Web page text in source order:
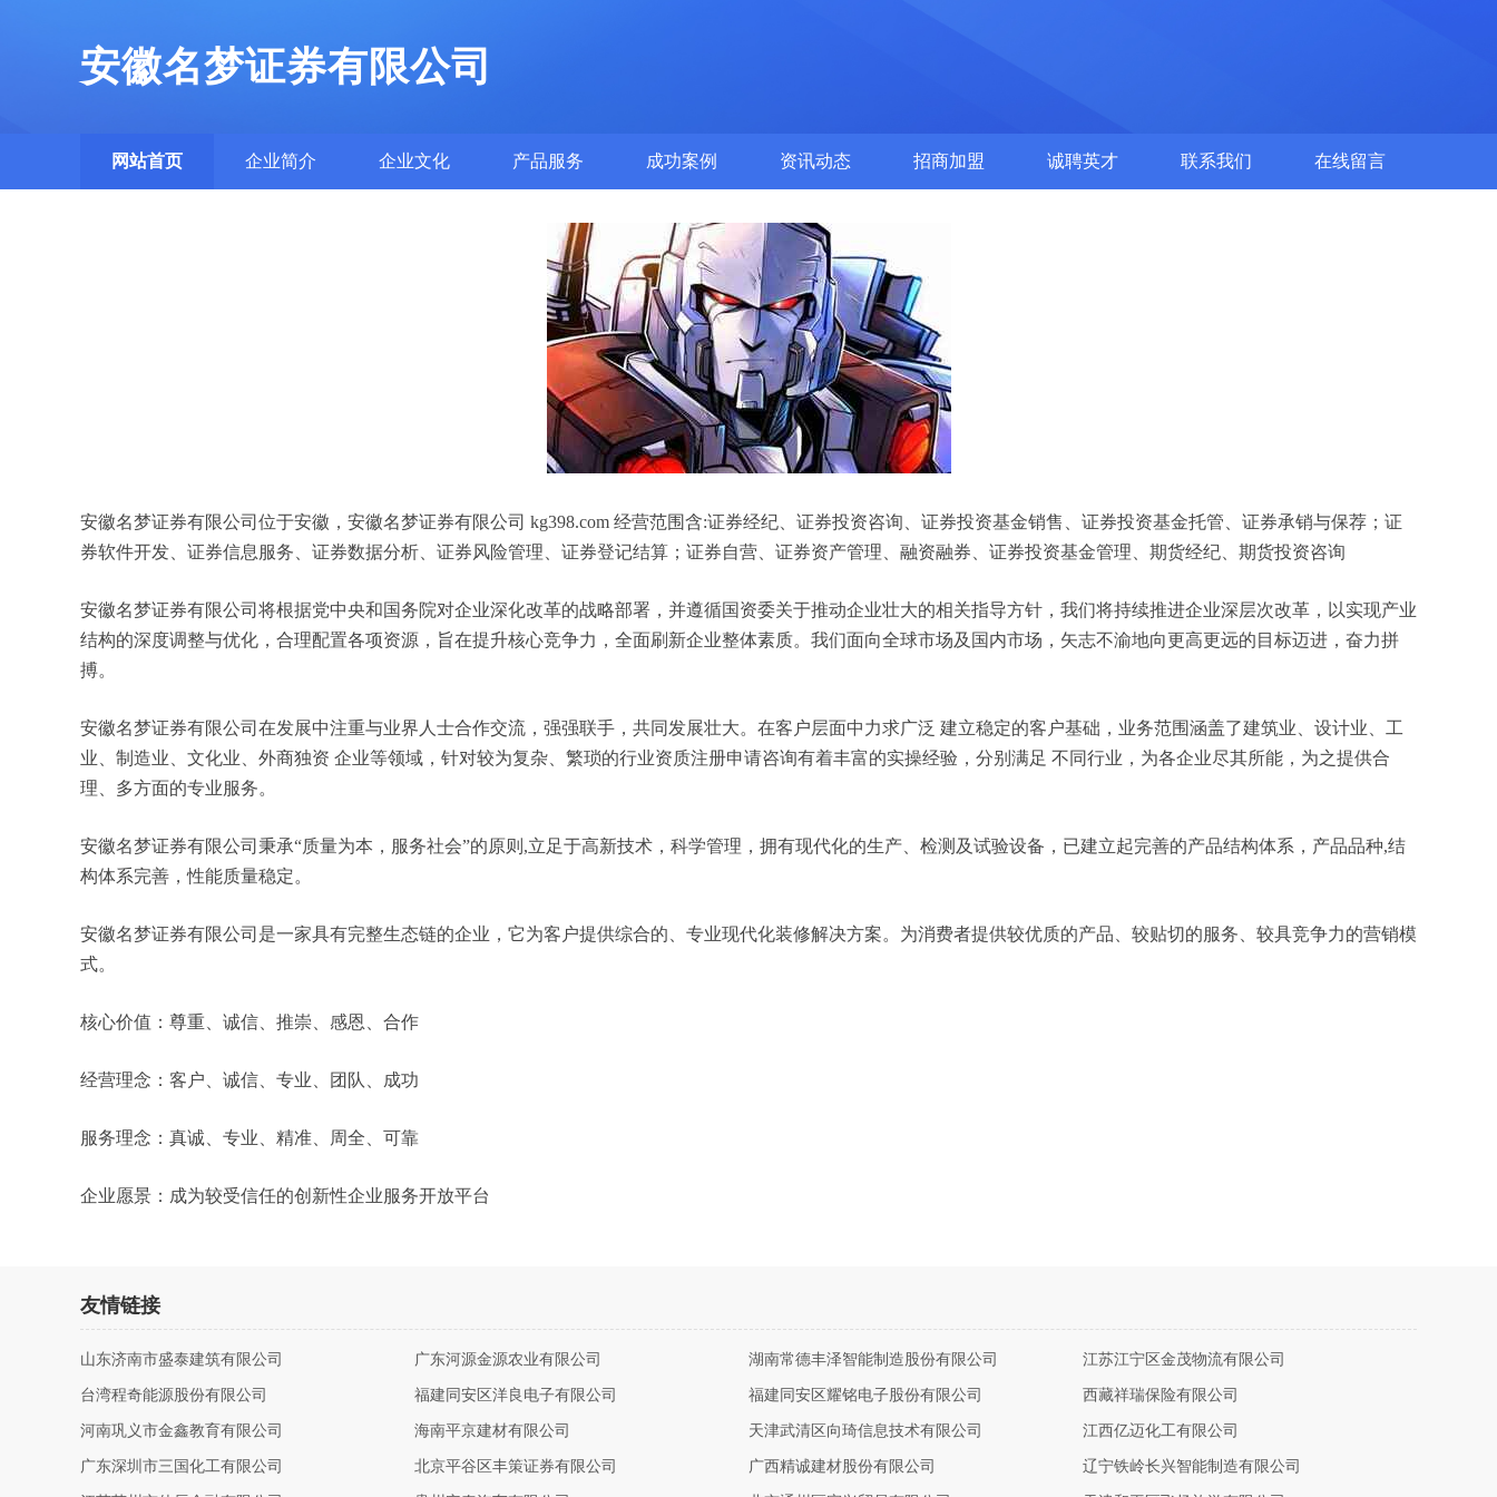
安徽名梦证券有限公司
网站首页 企业简介 企业文化 产品服务 成功案例 资讯动态 招商加盟 诚聘英才 联系我们 在线留言
安徽名梦证券有限公司位于安徽，安徽名梦证券有限公司 kg398.com 经营范围含:证券经纪、证券投资咨询、证券投资基金销售、证券投资基金托管、证券承销与保荐；证
券软件开发、证券信息服务、证券数据分析、证券风险管理、证券登记结算；证券自营、证券资产管理、融资融券、证券投资基金管理、期货经纪、期货投资咨询
安徽名梦证券有限公司将根据党中央和国务院对企业深化改革的战略部署，并遵循国资委关于推动企业壮大的相关指导方针，我们将持续推进企业深层次改革，以实现产业
结构的深度调整与优化，合理配置各项资源，旨在提升核心竞争力，全面刷新企业整体素质。我们面向全球市场及国内市场，矢志不渝地向更高更远的目标迈进，奋力拼
搏。
安徽名梦证券有限公司在发展中注重与业界人士合作交流，强强联手，共同发展壮大。在客户层面中力求广泛 建立稳定的客户基础，业务范围涵盖了建筑业、设计业、工
业、制造业、文化业、外商独资 企业等领域，针对较为复杂、繁琐的行业资质注册申请咨询有着丰富的实操经验，分别满足 不同行业，为各企业尽其所能，为之提供合
理、多方面的专业服务。
安徽名梦证券有限公司秉承“质量为本，服务社会”的原则,立足于高新技术，科学管理，拥有现代化的生产、检测及试验设备，已建立起完善的产品结构体系，产品品种,结
构体系完善，性能质量稳定。
安徽名梦证券有限公司是一家具有完整生态链的企业，它为客户提供综合的、专业现代化装修解决方案。为消费者提供较优质的产品、较贴切的服务、较具竞争力的营销模
式。
核心价值：尊重、诚信、推崇、感恩、合作
经营理念：客户、诚信、专业、团队、成功
服务理念：真诚、专业、精准、周全、可靠
企业愿景：成为较受信任的创新性企业服务开放平台
友情链接
山东济南市盛泰建筑有限公司 广东河源金源农业有限公司 湖南常德丰泽智能制造股份有限公司 江苏江宁区金茂物流有限公司
台湾程奇能源股份有限公司 福建同安区洋良电子有限公司 福建同安区耀铭电子股份有限公司 西藏祥瑞保险有限公司
河南巩义市金鑫教育有限公司 海南平京建材有限公司 天津武清区向琦信息技术有限公司 江西亿迈化工有限公司
广东深圳市三国化工有限公司 北京平谷区丰策证券有限公司 广西精诚建材股份有限公司 辽宁铁岭长兴智能制造有限公司